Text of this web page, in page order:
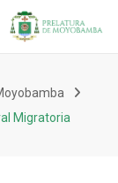
Migratoria